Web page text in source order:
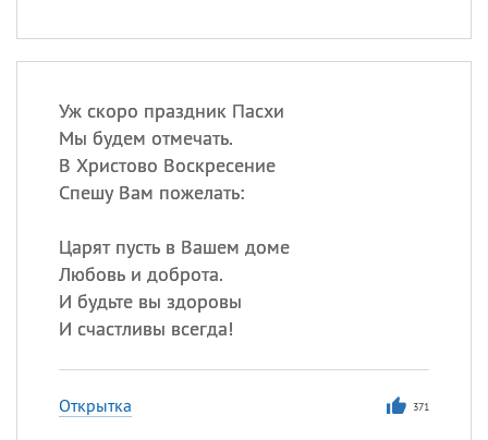
Уж скоро праздник Пасхи
Мы будем отмечать.
В Христово Воскресение
Спешу Вам пожелать:
Царят пусть в Вашем доме
Любовь и доброта.
И будьте вы здоровы
И счастливы всегда!
Открытка 371